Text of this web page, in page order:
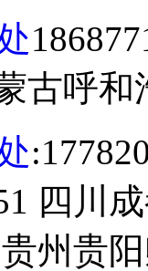
古呼和
四川
州贵